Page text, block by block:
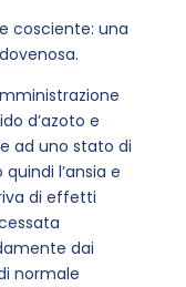
cosciente: una
d’azoto e
ad uno stato di
l’ansia e
di effetti
dai
normale